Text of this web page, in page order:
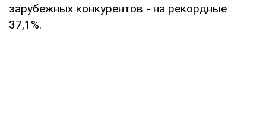
зарубежных конкурентов - на рекордные
37,1%.